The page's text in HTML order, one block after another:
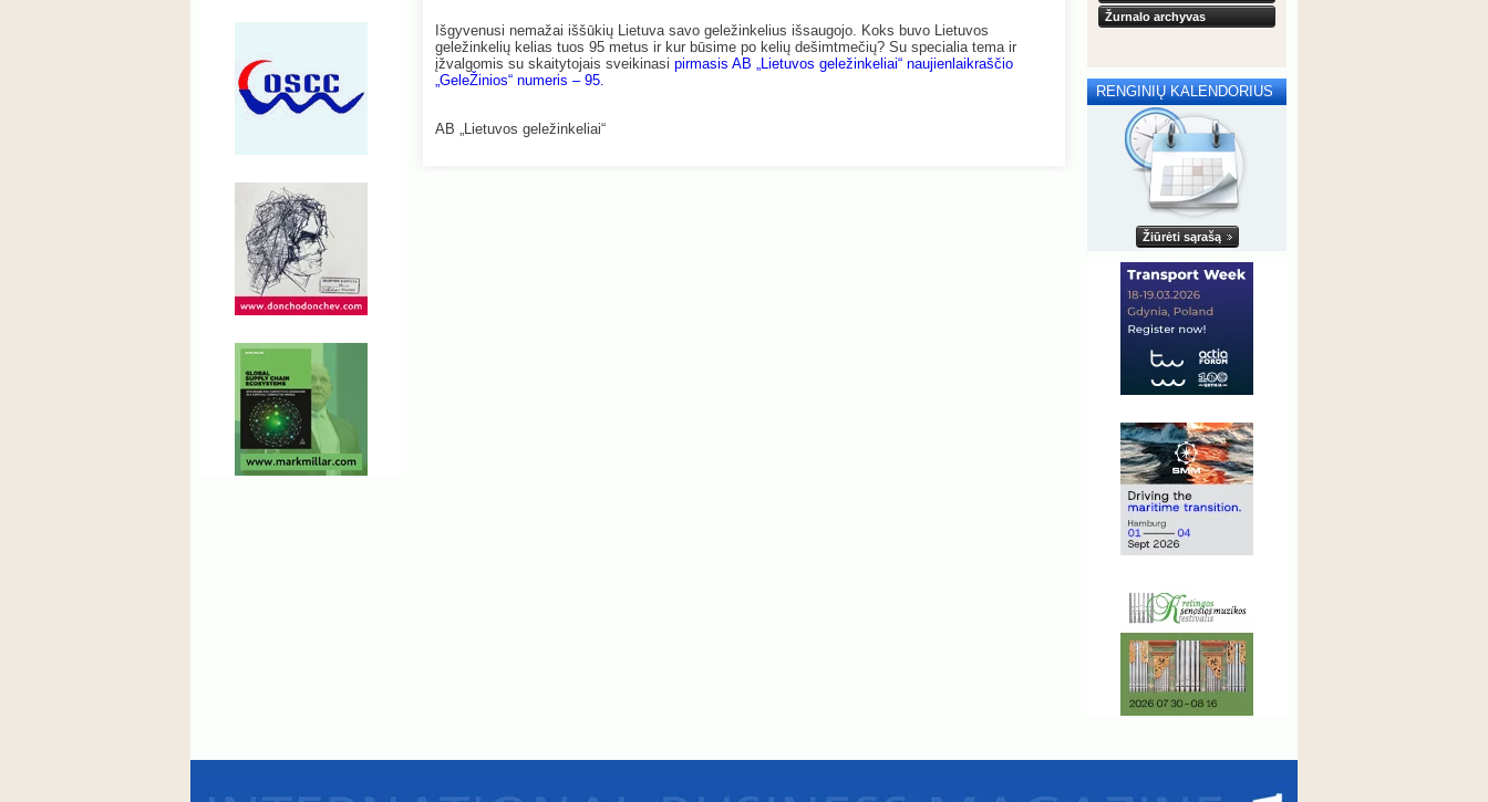
Išgyvenusi nemažai iššūkių Lietuva savo geležinkelius išsaugojo. Koks buvo Lietuvos
geležinkelių kelias tuos 95 metus ir kur būsime po kelių dešimtmečių? Su specialia tema ir
įžvalgomis su skaitytojais sveikinasi pirmasis AB „Lietuvos geležinkeliai“ naujienlaikraščio
„GeleŽinios“ numeris – 95.
AB „Lietuvos geležinkeliai“
Žurnalo archyvas
RENGINIŲ KALENDORIUS
Žiūrėti sąrašą